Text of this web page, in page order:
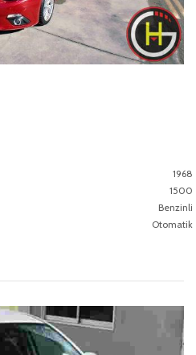
1968
1500
Benzinli
Otomatik